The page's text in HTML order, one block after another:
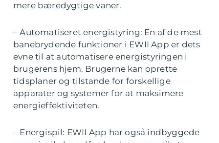
mere bæredygtige vaner.
– Automatiseret energistyring: En af de mest
banebrydende funktioner i EWII App er dets
evne til at automatisere energistyringen i
brugerens hjem. Brugerne kan oprette
tidsplaner og tilstande for forskellige
apparater og systemer for at maksimere
energieffektiviteten.
– Energispil: EWII App har også indbyggede